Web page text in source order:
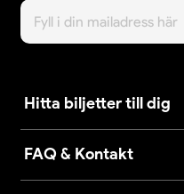
Hitta biljetter till dig
FAQ & Kontakt